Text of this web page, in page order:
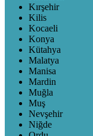
Kırşehir
Kilis
Kocaeli
Konya
Kütahya
Malatya
Manisa
Mardin
Muğla
Muş
Nevşehir
Niğde